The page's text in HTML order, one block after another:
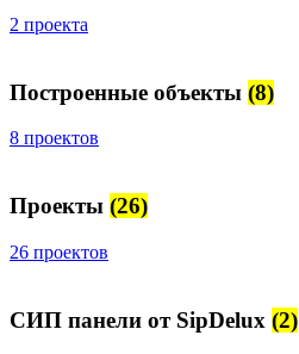
2 проекта
Построенные объекты (8)
8 проектов
Проекты (26)
26 проектов
СИП панели от SipDelux (2)